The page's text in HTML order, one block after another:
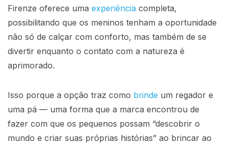
Firenze oferece uma experiência completa,
possibilitando que os meninos tenham a oportunidade
não só de calçar com conforto, mas também de se
divertir enquanto o contato com a natureza é
aprimorado.
Isso porque a opção traz como brinde um regador e
uma pá — uma forma que a marca encontrou de
fazer com que os pequenos possam “descobrir o
mundo e criar suas próprias histórias” ao brincar ao